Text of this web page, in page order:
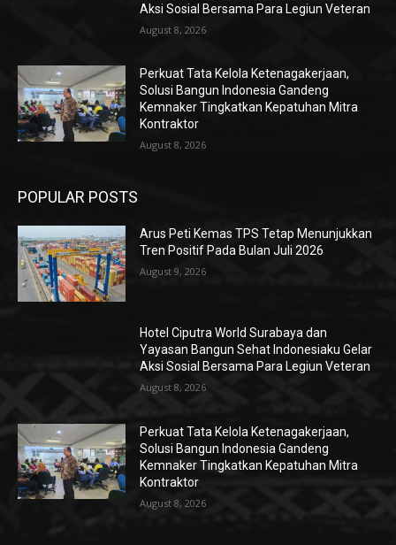
Aksi Sosial Bersama Para Legiun Veteran
August 8, 2026
Perkuat Tata Kelola Ketenagakerjaan,
Solusi Bangun Indonesia Gandeng
Kemnaker Tingkatkan Kepatuhan Mitra
Kontraktor
August 8, 2026
POPULAR POSTS
Arus Peti Kemas TPS Tetap Menunjukkan
Tren Positif Pada Bulan Juli 2026
August 9, 2026
Hotel Ciputra World Surabaya dan
Yayasan Bangun Sehat Indonesiaku Gelar
Aksi Sosial Bersama Para Legiun Veteran
August 8, 2026
Perkuat Tata Kelola Ketenagakerjaan,
Solusi Bangun Indonesia Gandeng
Kemnaker Tingkatkan Kepatuhan Mitra
Kontraktor
August 8, 2026